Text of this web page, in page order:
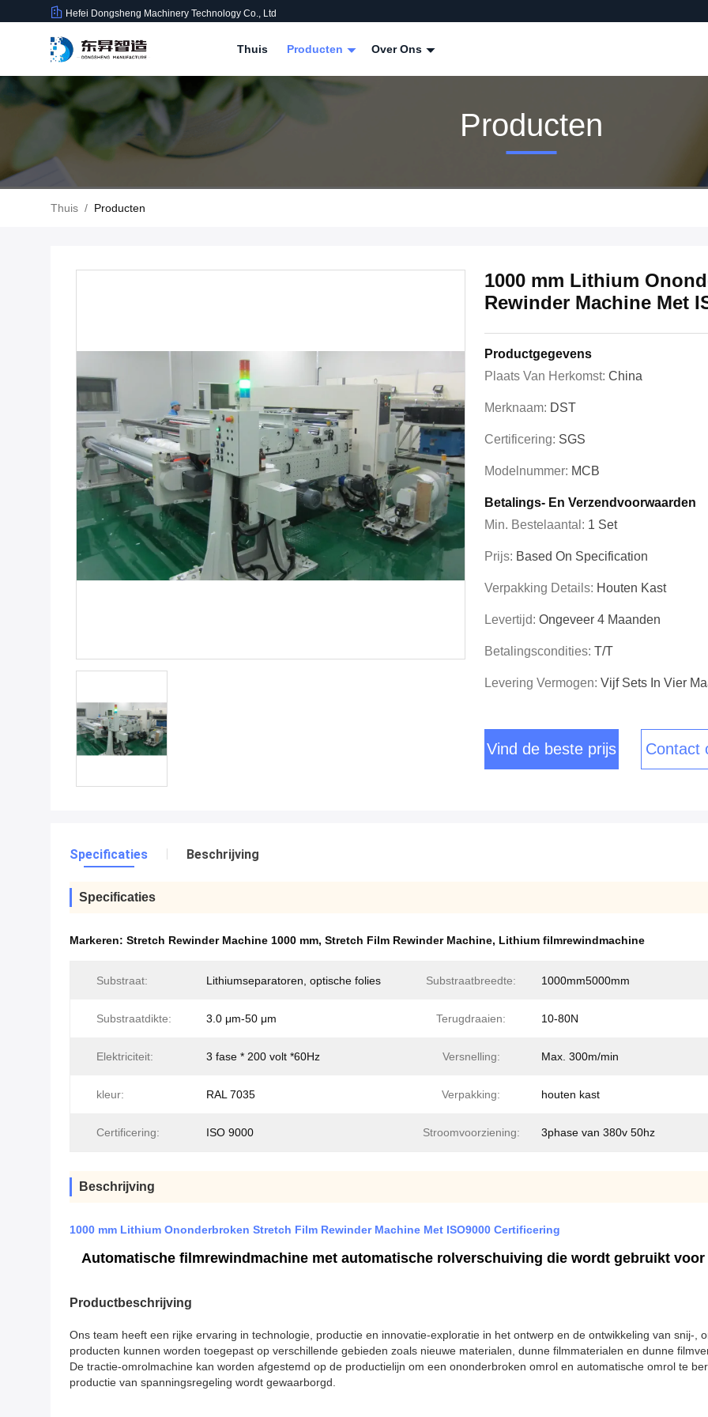
Hefei Dongsheng Machinery Technology Co., Ltd
Thuis Producten Over Ons
Producten
Thuis / Producten
1000 mm Lithium
Rewinder Machine Met
Productgegevens
Plaats Van Herkomst: China
Merknaam: DST
Certificering: SGS
Modelnummer: MCB
Betalings- En Verzendvoorwaarden
Min. Bestelaantal: 1 Set
Prijs: Based On Specification
Verpakking Details: Houten Kast
Levertijd: Ongeveer 4 Maanden
Betalingscondities: T/T
Levering Vermogen: Vijf Sets In Vier
Vind de beste prijs Contact
Specificaties Beschrijving
Specificaties
Markeren: Stretch Rewinder Machine 1000 mm, Stretch Film Rewinder Machine, Lithium filmrewindmachine
Substraat: Lithiumseparatoren, optische folies Substraatbreedte: 1000mm5000mm
Substraatdikte: 3.0 μm-50 μm Terugdraaien: 10-80N
Elektriciteit: 3 fase * 200 volt *60Hz Versnelling: Max. 300m/min
kleur: RAL 7035 Verpakking: houten kast
Certificering: ISO 9000 Stroomvoorziening: 3phase van 380v 50hz
Beschrijving
1000 mm Lithium Ononderbroken Stretch Film Rewinder Machine Met ISO9000 Certificering
Automatische filmrewindmachine met automatische rolverschuiving die wordt gebruikt
Productbeschrijving
Ons team heeft een rijke ervaring in technologie, productie en innovatie-exploratie in het ontwerp en de ontwikkeling van snij-,
producten kunnen worden toegepast op verschillende gebieden zoals nieuwe materialen, dunne filmmaterialen en dunne
De tractie-omrolmachine kan worden afgestemd op de productielijn om een ononderbroken omrol en automatische omrol te
productie van spanningsregeling wordt gewaarborgd.